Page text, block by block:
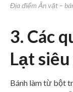
Địa điểm Ăn vặt –
3. Các
Lạt
Bánh làm từ bột